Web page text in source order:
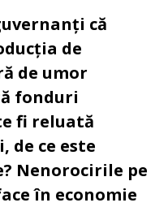
că
de
de umor
fonduri
fi reluată
de ce este
Nenorocirile pe
în economie